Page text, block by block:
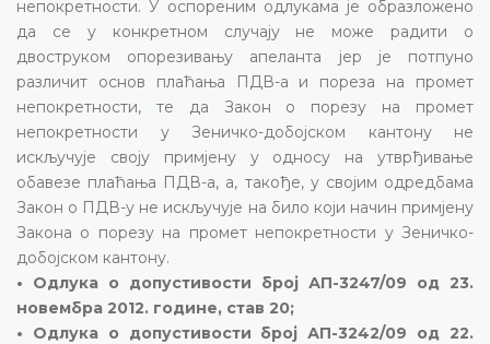
непокретности. У оспореним одлукама је образложено
да се у конкретном случају не може радити о
двоструком опорезивању апеланта јер је потпуно
различит основ плаћања ПДВ-а и пореза на промет
непокретности, те да Закон о порезу на промет
непокретности у Зеничко-добојском кантону не
искључује своју примјену у односу на утврђивање
обавезе плаћања ПДВ-а, а, такође, у својим одредбама
Закон о ПДВ-у не искључује на било који начин примјену
Закона о порезу на промет непокретности у Зеничко-
добојском кантону.
• Одлука о допустивости број АП-3247/09 од 23.
новембра 2012. године, став 20;
• Одлука о допустивости број АП-3242/09 од 22.